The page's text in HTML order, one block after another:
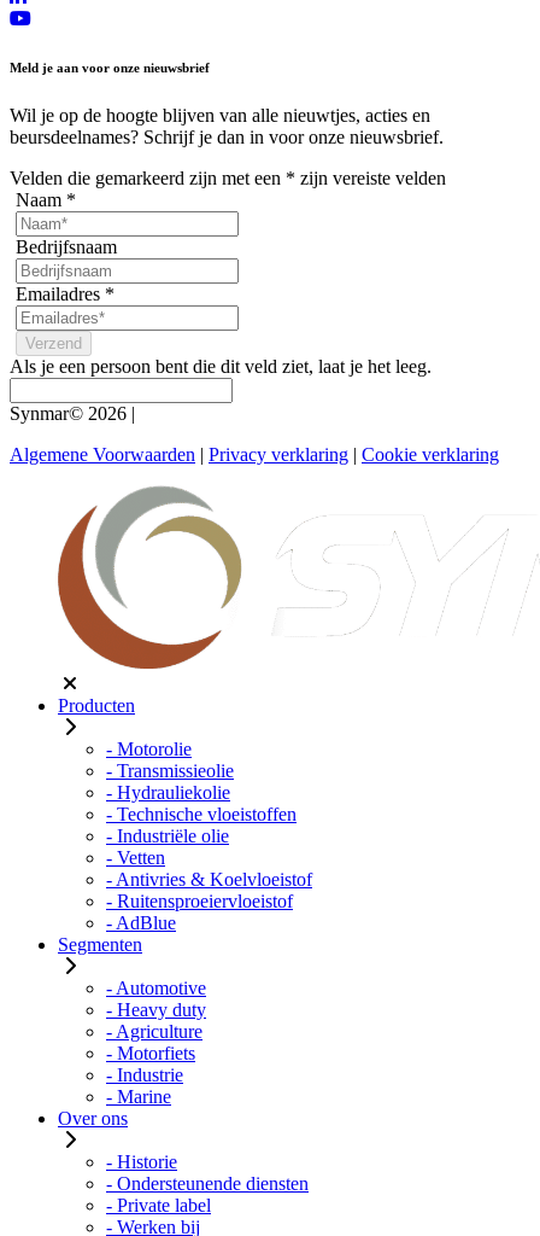
Meld je aan voor onze nieuwsbrief
Wil je op de hoogte blijven van alle nieuwtjes, acties en
beursdeelnames? Schrijf je dan in voor onze nieuwsbrief.
Velden die gemarkeerd zijn met een * zijn vereiste velden
Naam *
Bedrijfsnaam
Emailadres *
Als je een persoon bent die dit veld ziet, laat je het leeg.
Synmar© 2026 |
Algemene Voorwaarden | Privacy verklaring | Cookie verklaring
Producten
- Motorolie
- Transmissieolie
- Hydrauliekolie
- Technische vloeistoffen
- Industriële olie
- Vetten
- Antivries & Koelvloeistof
- Ruitensproeiervloeistof
- AdBlue
Segmenten
- Automotive
- Heavy duty
- Agriculture
- Motorfiets
- Industrie
- Marine
Over ons
- Historie
- Ondersteunende diensten
- Private label
- Werken bij